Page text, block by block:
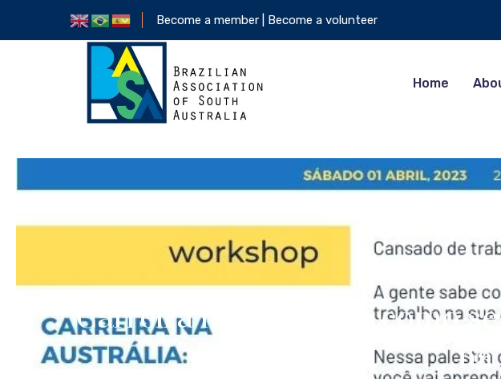
Become a member | Become a volunteer
Home
Carreira na Austrália: como
na